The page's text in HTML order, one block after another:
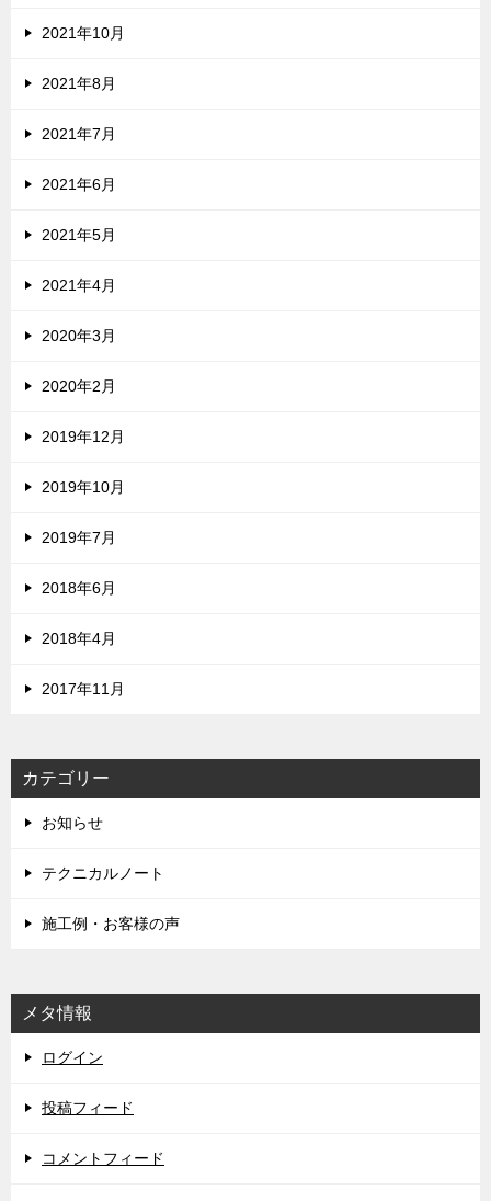
2021年10月
2021年8月
2021年7月
2021年6月
2021年5月
2021年4月
2020年3月
2020年2月
2019年12月
2019年10月
2019年7月
2018年6月
2018年4月
2017年11月
カテゴリー
お知らせ
テクニカルノート
施工例・お客様の声
メタ情報
ログイン
投稿フィード
コメントフィード